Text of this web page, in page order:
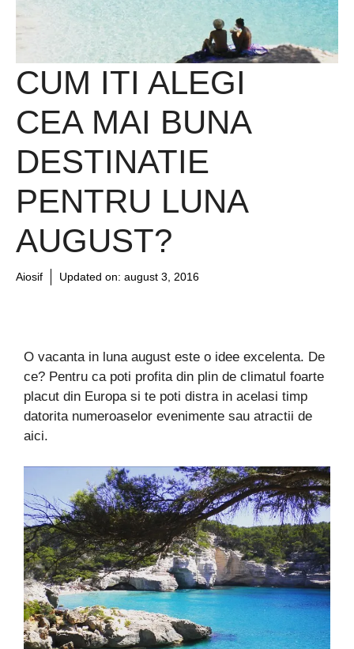
CUM ITI ALEGI
CEA MAI BUNA
DESTINATIE
PENTRU LUNA
AUGUST?
Aiosif Updated on: august 3, 2016
O vacanta in luna august este o idee excelenta. De
ce? Pentru ca poti profita din plin de climatul foarte
placut din Europa si te poti distra in acelasi timp
datorita numeroaselor evenimente sau atractii de
aici.